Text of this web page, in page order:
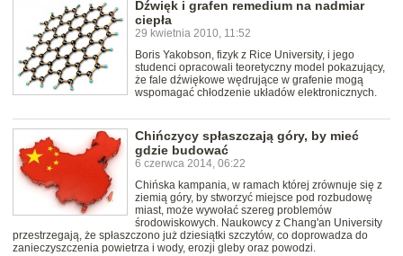
Dźwięk i grafen remedium na nadmiar
ciepła
29 kwietnia 2010, 11:52
Boris Yakobson, fizyk z Rice University, i jego
studenci opracowali teoretyczny model pokazujący,
że fale dźwiękowe wędrujące w grafenie mogą
wspomagać chłodzenie układów elektronicznych.
Chińczycy spłaszczają góry, by mieć
gdzie budować
6 czerwca 2014, 06:22
Chińska kampania, w ramach której zrównuje się z
ziemią góry, by stworzyć miejsce pod rozbudowę
miast, może wywołać szereg problemów
środowiskowych. Naukowcy z Chang'an University
przestrzegają, że spłaszczono już dziesiątki szczytów, co doprowadza do
zanieczyszczenia powietrza i wody, erozji gleby oraz powodzi.